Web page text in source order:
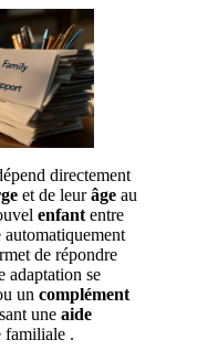
directement
et de leurâge au
enfant entre
de répondre
adaptation se
un complément
une aide
familiale .